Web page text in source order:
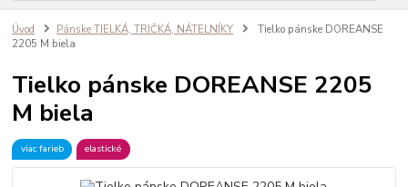
Úvod Pánske TIELKÁ, TRIČKÁ, NÁTELNÍKY
Tielko pánske DOREANSE
2205 M biela
Tielko pánske DOREANSE 2205
M biela
viac farieb elastické